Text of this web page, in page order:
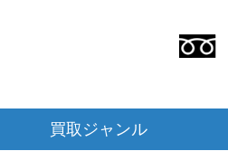
買取ジャンル